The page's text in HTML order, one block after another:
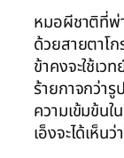
หมอผีชาติที่
ด้วยสายตาโ
ข้าคงจะใช้เ
ร้ายกาจกว่า
ความเข้มข้นใ
เอ็งจะได้เห็น